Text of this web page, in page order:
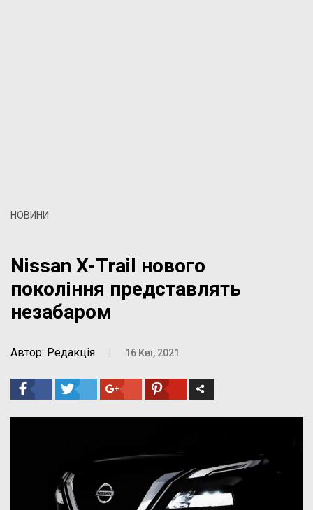
НОВИНИ
Nissan X-Trail нового
покоління представлять
незабаром
Автор: Редакція | 16 Кві, 2021